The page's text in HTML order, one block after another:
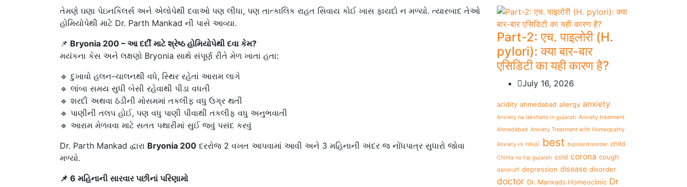
તેમણે ઘણા પેઇનકિલર્સ અને એલોપેથી દવાઓ પણ લીધા, પણ તાત્કાલિક રાહત સિવાય કોઈ ખાસ ફાયદો ન મળ્યો. ત્યારબાદ તેઓ
હોમિયોપેથી માટે Dr. Parth Mankad ની પાસે આવ્યા.
📌 Bryonia 200 – આ દર્દી માટે શ્રેષ્ઠ હોમિયોપેથી દવા કેમ?
મયંકના કેસ અને લક્ષણો Bryonia સાથે સંપૂર્ણ રીતે મેળ ખાતા હતા:
🔹 દુખાવો હલન-ચાલનથી વધે, સ્થિર રહેતાં આરામ લાગે
🔹 લાંબા સમય સુધી બેસી રહેવાથી પીડા વધતી
🔹 શરદી અથવા ઠંડીની મોસમમાં તકલીફ વધુ ઉગ્ર થતી
🔹 પાણીની તલપ હોઈ, પણ વધુ પાણી પીવાથી તકલીફ વધુ અનુભવાતી
🔹 આરામ મેળવવા માટે સતત પથારીમાં સુઈ જવું પસંદ કરવું
Dr. Parth Mankad દ્વારા Bryonia 200 દરરોજ 2 વખત આપવામાં આવી અને 3 મહિનાની અંદર જ નોંધપાત્ર સુધારો જોવા
મળ્યો.
📌 6 મહિનાની સારવાર પછીનાં પરિણામો
Part-2: एच. पाइलोरी (H.
pylori): क्या बार-बार
एसिडिटी का यही कारण है?
July 16, 2026
acidity ahmedabad allergy anxiety
Anxiety na lakshano in gujarati Anxiety treatment
Ahmedabad Anxiety Treatment with Homeopathy
Anxiety ના લક્ષણો best bipolardisorder child
Chinta no ilaj gujarati cold corona cough
dandruff depression disease disorder
doctor Dr. Mankads Homeoclinic Dr